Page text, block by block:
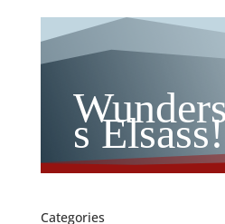
s Elsass!
Categories